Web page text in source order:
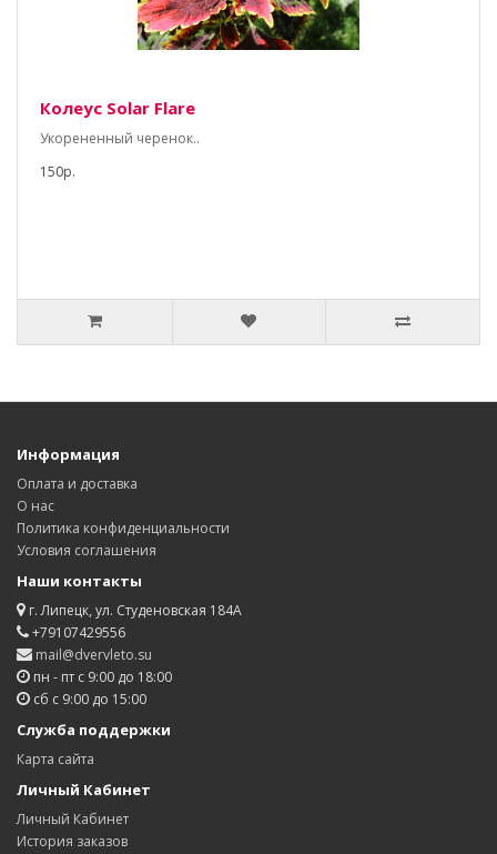
Колеус Solar Flare
Укорененный черенок..
150р.
Информация
Оплата и доставка
О нас
Политика конфиденциальности
Условия соглашения
Наши контакты
г. Липецк, ул. Студеновская 184А
+79107429556
mail@dvervleto.su
пн - пт с 9:00 до 18:00
сб с 9:00 до 15:00
Служба поддержки
Карта сайта
Личный Кабинет
Личный Кабинет
История заказов